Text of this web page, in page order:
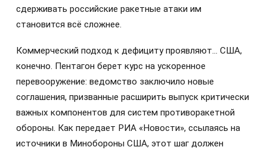
сдерживать российские ракетные атаки им
становится всё сложнее.
Коммерческий подход к дефициту проявляют… США,
конечно. Пентагон берет курс на ускоренное
перевооружение: ведомство заключило новые
соглашения, призванные расширить выпуск критически
важных компонентов для систем противоракетной
обороны. Как передает РИА «Новости», ссылаясь на
источники в Минобороны США, этот шаг должен